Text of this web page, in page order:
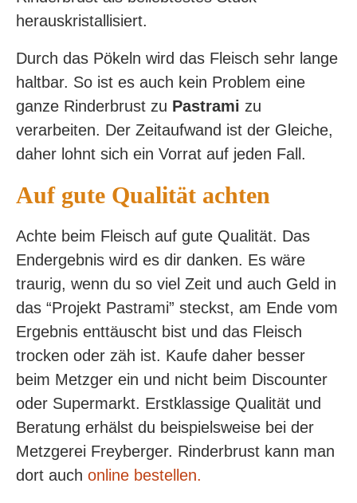
herauskristallisiert.
Durch das Pökeln wird das Fleisch sehr lange
haltbar. So ist es auch kein Problem eine
ganze Rinderbrust zu Pastrami zu
verarbeiten. Der Zeitaufwand ist der Gleiche,
daher lohnt sich ein Vorrat auf jeden Fall.
Auf gute Qualität achten
Achte beim Fleisch auf gute Qualität. Das
Endergebnis wird es dir danken. Es wäre
traurig, wenn du so viel Zeit und auch Geld in
das “Projekt Pastrami” steckst, am Ende vom
Ergebnis enttäuscht bist und das Fleisch
trocken oder zäh ist. Kaufe daher besser
beim Metzger ein und nicht beim Discounter
oder Supermarkt. Erstklassige Qualität und
Beratung erhälst du beispielsweise bei der
Metzgerei Freyberger. Rinderbrust kann man
dort auch online bestellen.